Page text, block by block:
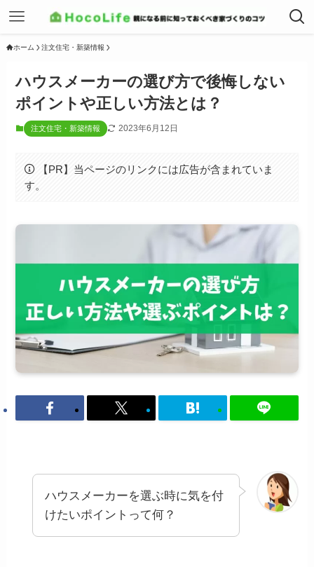
ホーム 注文住宅・新築情報
ハウスメーカーの選び方で後悔しない
ポイントや正しい方法とは？
注文住宅・新築情報 2023年6月12日
【PR】当ページのリンクには広告が含まれていま
す。
ハウスメーカーを選ぶ時に気を付
けたいポイントって何？